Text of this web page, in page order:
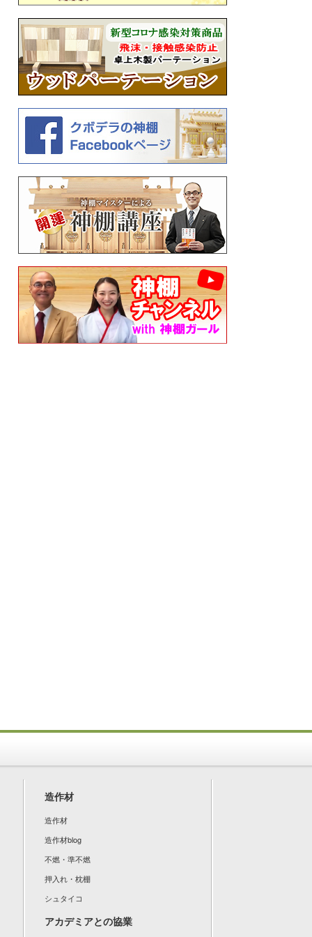
造作材
造作材
造作材blog
不燃・準不燃
押入れ・枕棚
シュタイコ
アカデミアとの協業